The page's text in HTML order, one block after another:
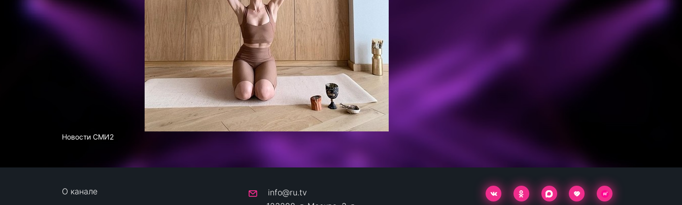
Новости СМИ2
О канале
info@ru.tv